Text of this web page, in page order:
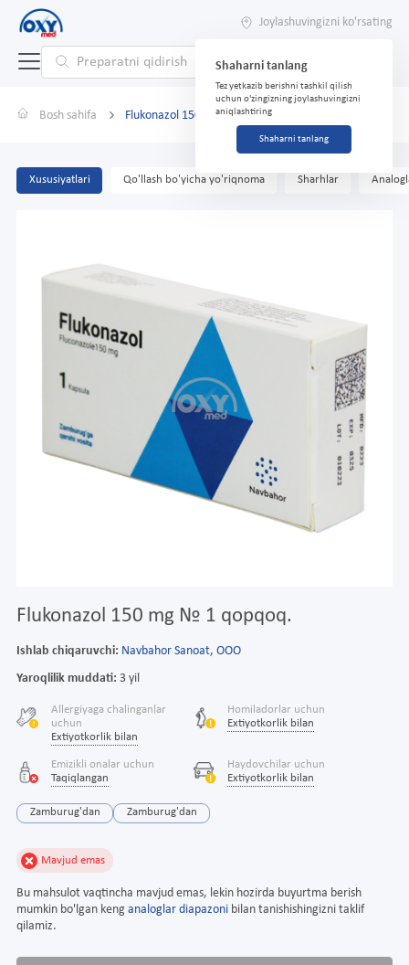
Joylashuvingizni ko'rsating
Shaharni tanlang
Tez yetkazib berishni tashkil qilish
uchun o'zingizning joylashuvingizni
aniqlashtiring
Shaharni tanlang
Bosh sahifa Flukonazol 150 mg № 1 qopqoq.
Xususiyatlari Qo'llash bo'yicha yo'riqnoma Sharhlar
Flukonazol 150 mg № 1 qopqoq.
Ishlab chiqaruvchi: Navbahor Sanoat, ООО
Yaroqlilik muddati: 3 yil
Allergiyaga chalinganlar
uchun
Extiyotkorlik bilan
Homiladorlar uchun
Extiyotkorlik bilan
Emizikli onalar uchun
Taqiqlangan
Haydovchilar uchun
Extiyotkorlik bilan
Zamburug'dan Zamburug'dan
Mavjud emas
Bu mahsulot vaqtincha mavjud emas, lekin hozirda buyurtma berish
mumkin bo'lgan keng analoglar diapazoni bilan tanishishingizni taklif
qilamiz.